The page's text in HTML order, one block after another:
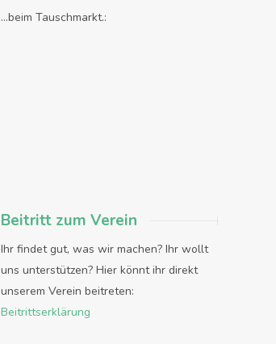
...beim Tauschmarkt.:
Beitritt zum Verein
Ihr findet gut, was wir machen? Ihr wollt
uns unterstützen? Hier könnt ihr direkt
unserem Verein beitreten:
Beitrittserklärung